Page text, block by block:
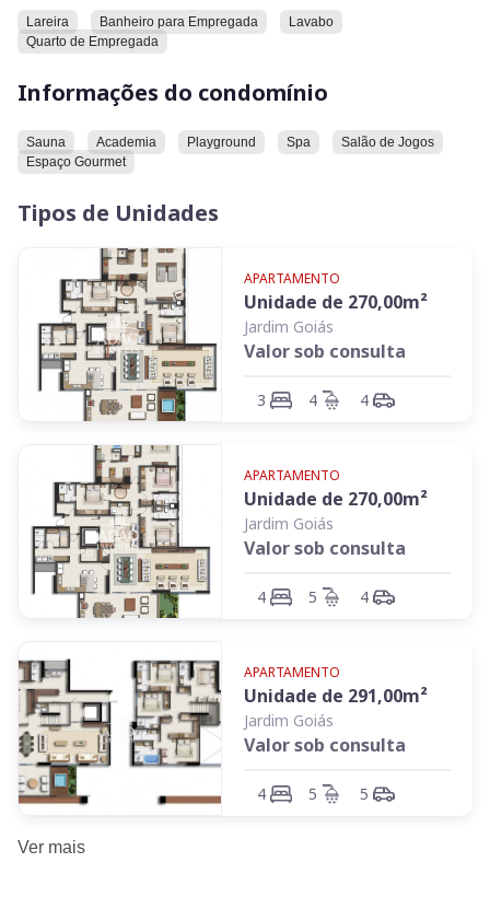
Lareira Banheiro para Empregada
Lavabo
Quarto de Empregada
Informações do condomínio
Sauna Academia Playground Spa
Salão de Jogos
Espaço Gourmet
Tipos de Unidades
APARTAMENTO
Unidade de 270,00m²
Jardim Goiás
Valor sob consulta
3 4 4
APARTAMENTO
Unidade de 270,00m²
Jardim Goiás
Valor sob consulta
4 5 4
APARTAMENTO
Unidade de 291,00m²
Jardim Goiás
Valor sob consulta
4 5 5
Ver mais